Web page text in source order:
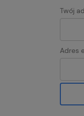
Twój
Adres